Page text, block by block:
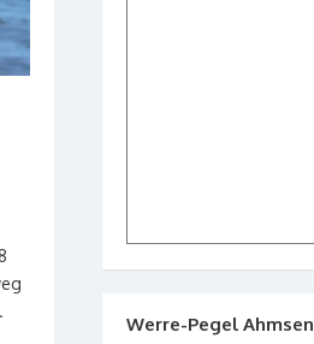
Werre-Pegel Ahmsen